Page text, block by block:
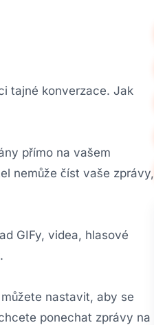
tajné konverzace. Jak
přímo na vašem
nemůže číst vaše zprávy,
GIFy, videa, hlasové
nastavit, aby se
ponechat zprávy na